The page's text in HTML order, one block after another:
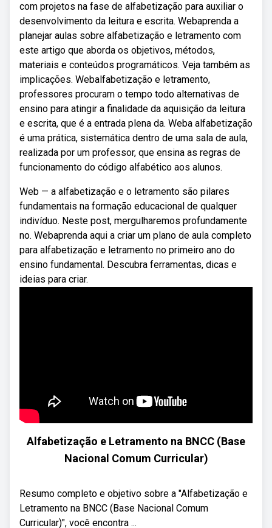
com projetos na fase de alfabetização para auxiliar o
desenvolvimento da leitura e escrita. Webaprenda a
planejar aulas sobre alfabetização e letramento com
este artigo que aborda os objetivos, métodos,
materiais e conteúdos programáticos. Veja também as
implicações. Webalfabetização e letramento,
professores procuram o tempo todo alternativas de
ensino para atingir a finalidade da aquisição da leitura
e escrita, que é a entrada plena da. Weba alfabetização
é uma prática, sistemática dentro de uma sala de aula,
realizada por um professor, que ensina as regras de
funcionamento do código alfabético aos alunos.
Web — a alfabetização e o letramento são pilares
fundamentais na formação educacional de qualquer
indivíduo. Neste post, mergulharemos profundamente
no. Webaprenda aqui a criar um plano de aula completo
para alfabetização e letramento no primeiro ano do
ensino fundamental. Descubra ferramentas, dicas e
ideias para criar.
Alfabetização e Letramento na BNCC (Base
Nacional Comum Curricular)
Resumo completo e objetivo sobre a "Alfabetização e
Letramento na BNCC (Base Nacional Comum
Curricular)", você encontra ...